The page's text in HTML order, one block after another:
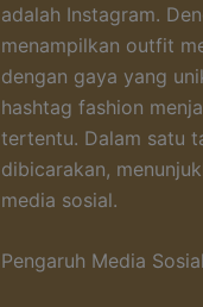
adalah Instagram.
menampilkan outfit
dengan gaya yang
hashtag fashion
tertentu. Dalam satu
dibicarakan,
media sosial.
Pengaruh Media